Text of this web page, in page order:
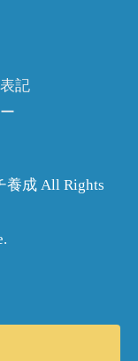
記
養成 All Rights
.